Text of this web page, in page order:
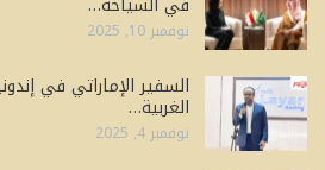
نوفمبر 10, 2025
السفير الإماراتي في
الغربية…
نوفمبر 4, 2025